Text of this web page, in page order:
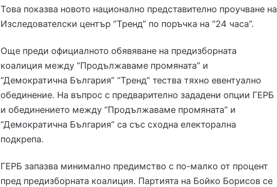
Това показва новото национално представително проучване на
Изследователски център “Тренд” по поръчка на “24 часа”.
Още преди официалното обявяване на предизборната
коалиция между “Продължаваме промяната” и
“Демократична България” “Тренд” тества тяхно евентуално
обединение. На въпрос с предварително зададени опции ГЕРБ
и обединението между “Продължаваме промяната” и
“Демократична България” са със сходна електорална
подкрепа.
ГЕРБ запазва минимално предимство с по-малко от процент
пред предизборната коалиция. Партията на Бойко Борисов се